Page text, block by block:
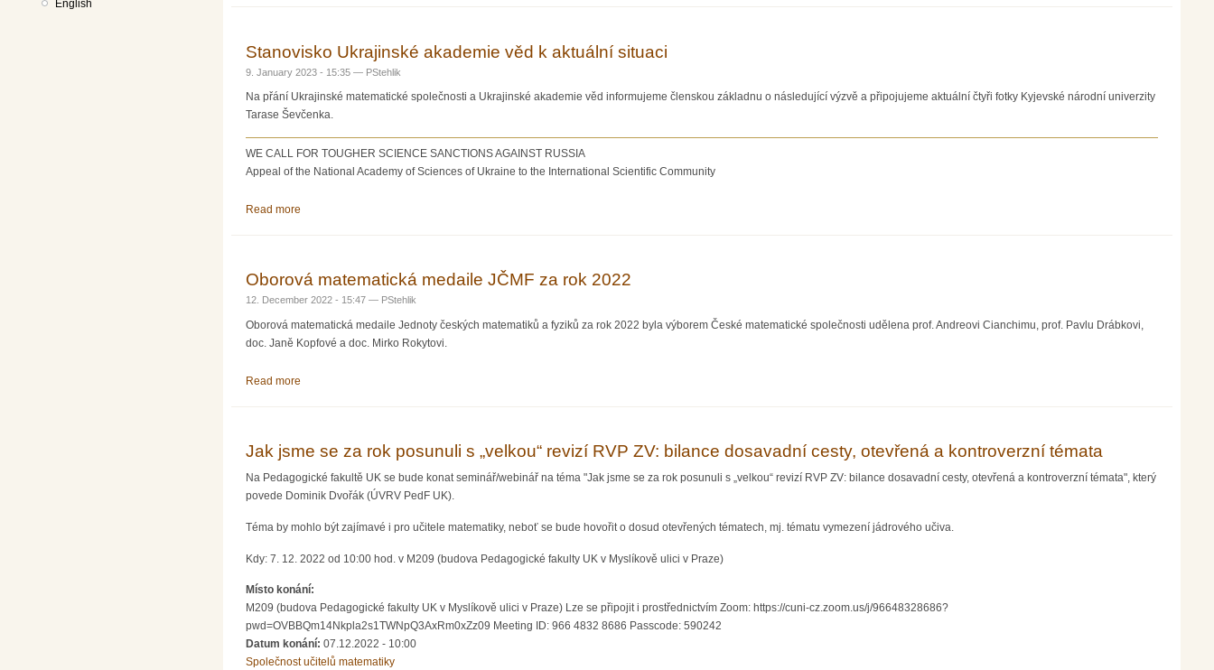
English
Stanovisko Ukrajinské akademie věd k aktuální situaci
9. January 2023 - 15:35 — PStehlik
Na přání Ukrajinské matematické společnosti a Ukrajinské akademie věd informujeme členskou základnu o následující výzvě a připojujeme aktuální čtyři fotky Kyjevské národní univerzity
Tarase Ševčenka.
WE CALL FOR TOUGHER SCIENCE SANCTIONS AGAINST RUSSIA
Appeal of the National Academy of Sciences of Ukraine to the International Scientific Community
Read more
Oborová matematická medaile JČMF za rok 2022
12. December 2022 - 15:47 — PStehlik
Oborová matematická medaile Jednoty českých matematiků a fyziků za rok 2022 byla výborem České matematické společnosti udělena prof. Andreovi Cianchimu, prof. Pavlu Drábkovi,
doc. Janě Kopfové a doc. Mirko Rokytovi.
Read more
Jak jsme se za rok posunuli s „velkou“ revizí RVP ZV: bilance dosavadní cesty, otevřená a kontroverzní témata
Na Pedagogické fakultě UK se bude konat seminář/webinář na téma "Jak jsme se za rok posunuli s „velkou“ revizí RVP ZV: bilance dosavadní cesty, otevřená a kontroverzní témata", který
povede Dominik Dvořák (ÚVRV PedF UK).
Téma by mohlo být zajímavé i pro učitele matematiky, neboť se bude hovořit o dosud otevřených tématech, mj. tématu vymezení jádrového učiva.
Kdy: 7. 12. 2022 od 10:00 hod. v M209 (budova Pedagogické fakulty UK v Myslíkově ulici v Praze)
Místo konání:
M209 (budova Pedagogické fakulty UK v Myslíkově ulici v Praze) Lze se připojit i prostřednictvím Zoom: https://cuni-cz.zoom.us/j/96648328686?
pwd=OVBBQm14Nkpla2s1TWNpQ3AxRm0xZz09 Meeting ID: 966 4832 8686 Passcode: 590242
Datum konání: 07.12.2022 - 10:00
Společnost učitelů matematiky